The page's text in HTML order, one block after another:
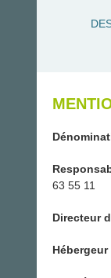
63 55 11
Directeur
Hébergeur